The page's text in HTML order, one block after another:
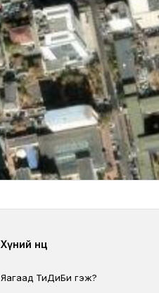
Footer second
Хүний нөөц
Яагаад ТиДиБи гэж?